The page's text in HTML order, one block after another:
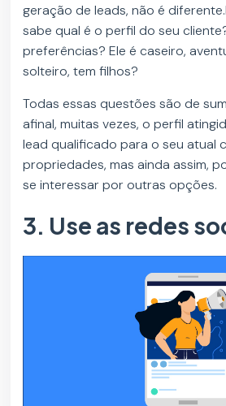
geração de leads, não é
sabe qual é o perfil do seu
preferências? Ele é caseiro,
solteiro, tem filhos?
Todas essas questões são de
afinal, muitas vezes, o perfil
lead qualificado para o seu atual
propriedades, mas ainda assim,
se interessar por outras opções.
3. Use as redes